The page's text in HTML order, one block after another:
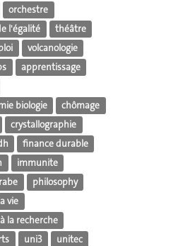
orchestre
l'égalité
théâtre
volcanologie
apprentissage
biologie
chômage
crystallographie
finance durable
immunite
philosophy
vie
la recherche
uni3
unitec